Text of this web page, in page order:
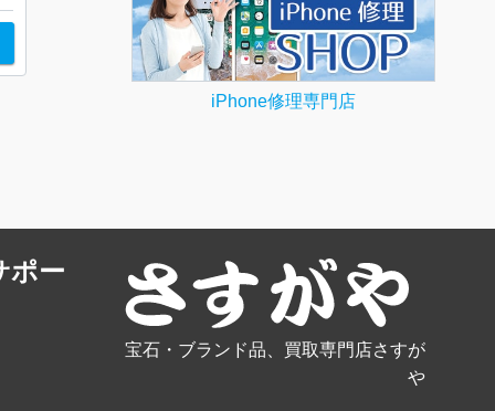
iPhone修理専門店
ポー
宝石・ブランド品、買取専門店さすが
や